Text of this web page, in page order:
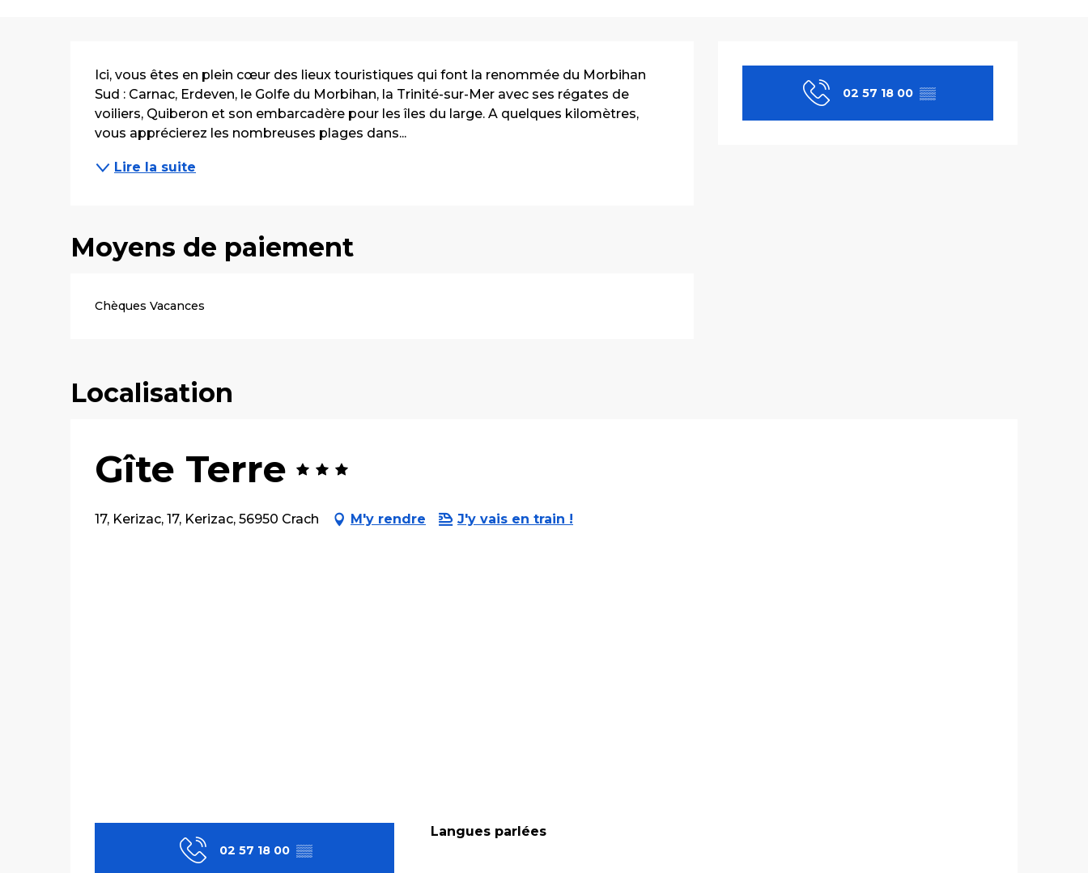
Ouverture et
02 57 18 00 ▒▒
Description
Ici, vous êtes en plein cœur des lieux touristiques qui font la renommée du Morbihan
Sud : Carnac, Erdeven, le Golfe du Morbihan, la Trinité-sur-Mer avec ses régates de
voiliers, Quiberon et son embarcadère pour les îles du large. A quelques kilomètres,
vous apprécierez les nombreuses plages dans...
Lire la suite
Moyens de paiement
Chèques Vacances
Localisation
Gîte Terre
17, Kerizac, 17, Kerizac, 56950 Crach M'y rendre J'y vais en train !
02 57 18 00 ▒▒
Langues parlées
Langues parlées